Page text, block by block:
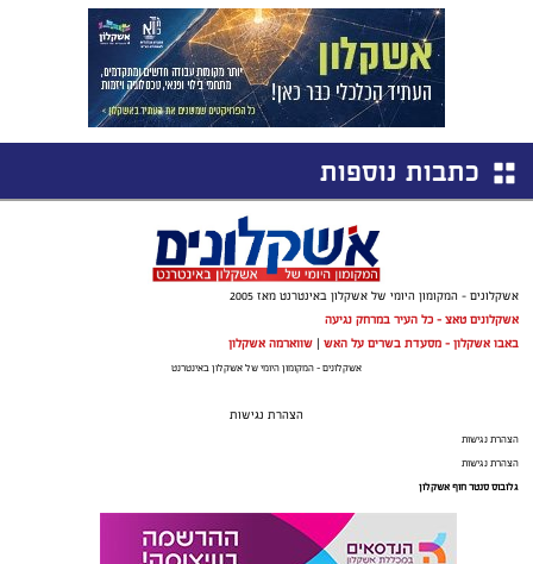
כתבות נוספות
אשקלונים - המקומון היומי של אשקלון באינטרנט מאז 2005
אשקלונים טאצ - כל העיר במרחק נגיעה
באבו אשקלון - מסעדת בשרים על האש | שווארמה אשקלון
אשקלונים - המקומון היומי של אשקלון באינטרנט
הצהרת נגישות
הצהרת נגישות
הצהרת נגישות
גלובוס סנטר חוף אשקלון